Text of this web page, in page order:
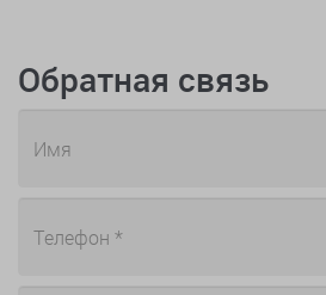
Обратная связь